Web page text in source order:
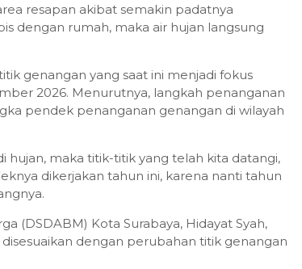
resapan akibat semakin padatnya
dengan rumah, maka air hujan langsung
genangan yang saat ini menjadi fokus
2026. Menurutnya, langkah penanganan
pendek penanganan genangan di wilayah
maka titik-titik yang telah kita datangi,
dikerjakan tahun ini, karena nanti tahun
(DSDABM) Kota Surabaya, Hidayat Syah,
dengan perubahan titik genangan